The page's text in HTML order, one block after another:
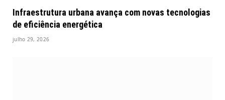
Infraestrutura urbana avança com novas tecnologias
de eficiência energética
julho 29, 2026